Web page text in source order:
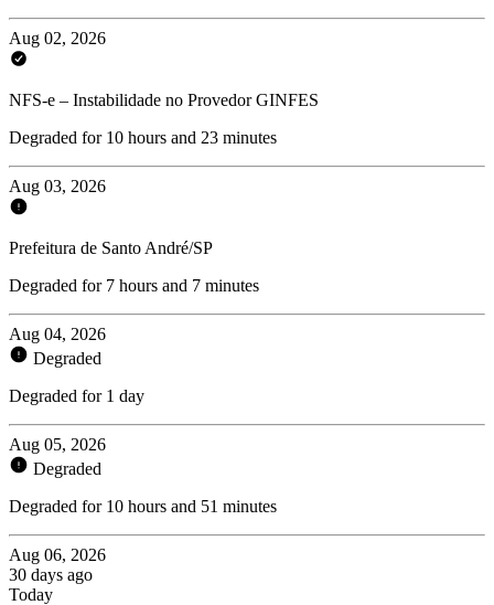
Aug 02, 2026
NFS-e – Instabilidade no Provedor GINFES
Degraded for 10 hours and 23 minutes
Aug 03, 2026
Prefeitura de Santo André/SP
Degraded for 7 hours and 7 minutes
Aug 04, 2026
Degraded
Degraded for 1 day
Aug 05, 2026
Degraded
Degraded for 10 hours and 51 minutes
Aug 06, 2026
30 days ago
Today